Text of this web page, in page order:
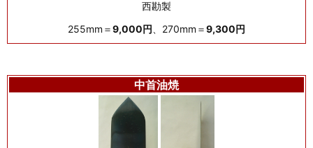
西勘製
255mm＝9,000円 、270mm＝9,300円
中首油焼